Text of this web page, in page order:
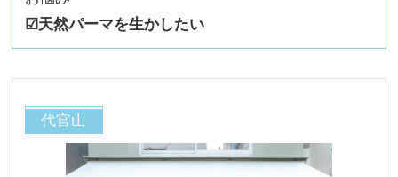
☑︎天然パーマを生かしたい
代官山